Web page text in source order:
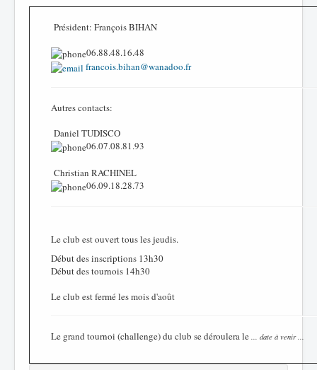
Président: François BIHAN
06.88.48.16.48
francois.bihan@wanadoo.fr
Autres contacts:
Daniel TUDISCO
06.07.08.81.93
Christian RACHINEL
06.09.18.28.73
Le club est ouvert tous les jeudis.
Début des inscriptions 13h30
Début des tournois 14h30
Le club est fermé les mois d'août
Le grand tournoi (challenge) du club se déroulera le ... date à venir ...